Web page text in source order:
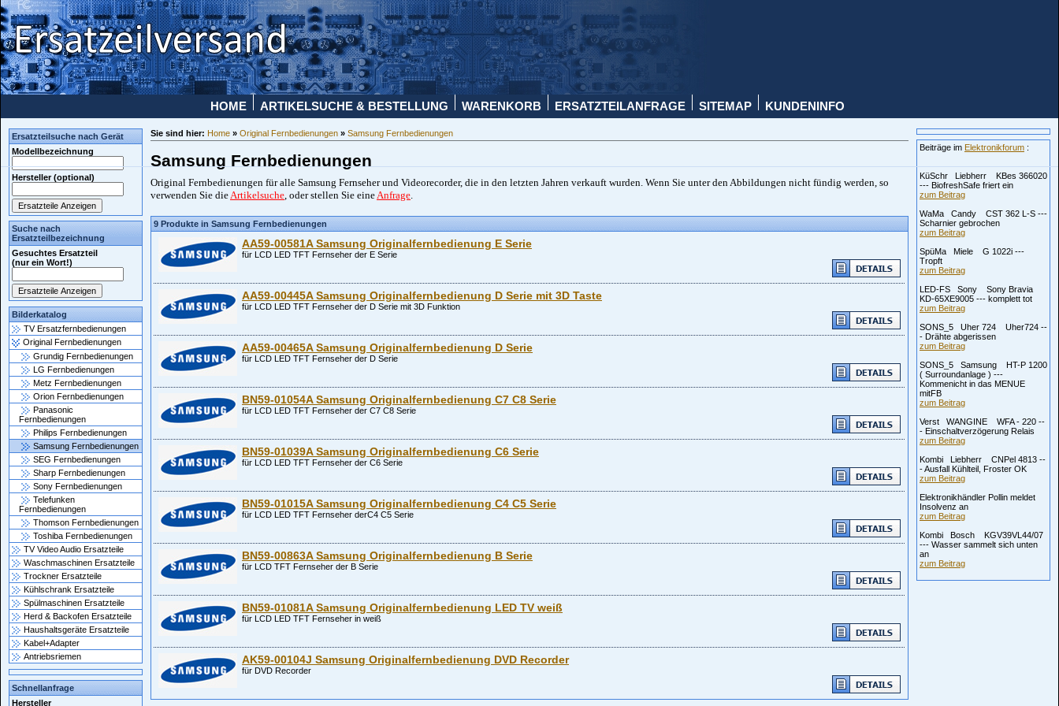
HOME ARTIKELSUCHE & BESTELLUNG WARENKORB ERSATZTEILANFRAGE SITEMAP KUNDENINFO
Ersatzteilsuche nach Gerät
Modellbezeichnung
Hersteller (optional)
Suche nach
Ersatzteilbezeichnung
Gesuchtes Ersatzteil
(nur ein Wort!)
Bilderkatalog
TV Ersatzfernbedienungen
Original Fernbedienungen
Grundig Fernbedienungen
LG Fernbedienungen
Metz Fernbedienungen
Orion Fernbedienungen
Panasonic
Fernbedienungen
Philips Fernbedienungen
Samsung Fernbedienungen
SEG Fernbedienungen
Sharp Fernbedienungen
Sony Fernbedienungen
Telefunken
Fernbedienungen
Thomson Fernbedienungen
Toshiba Fernbedienungen
TV Video Audio Ersatzteile
Waschmaschinen Ersatzteile
Trockner Ersatzteile
Kühlschrank Ersatzteile
Spülmaschinen Ersatzteile
Herd & Backofen Ersatzteile
Haushaltsgeräte Ersatzteile
Kabel+Adapter
Antriebsriemen
Schnellanfrage
Hersteller
Sie sind hier: Home » Original Fernbedienungen » Samsung Fernbedienungen
Samsung Fernbedienungen
Original Fernbedienungen für alle Samsung Fernseher und Videorecorder, die in den letzten Jahren verkauft wurden. Wenn Sie unter den Abbildungen nicht fündig werden, so
verwenden Sie dieArtikelsuche, oder stellen Sie eineAnfrage.
9 Produkte in Samsung Fernbedienungen
AA59-00581A Samsung Originalfernbedienung E Serie
für LCD LED TFT Fernseher der E Serie
AA59-00445A Samsung Originalfernbedienung D Serie mit 3D Taste
für LCD LED TFT Fernseher der D Serie mit 3D Funktion
AA59-00465A Samsung Originalfernbedienung D Serie
für LCD LED TFT Fernseher der D Serie
BN59-01054A Samsung Originalfernbedienung C7 C8 Serie
für LCD LED TFT Fernseher der C7 C8 Serie
BN59-01039A Samsung Originalfernbedienung C6 Serie
für LCD LED TFT Fernseher der C6 Serie
BN59-01015A Samsung Originalfernbedienung C4 C5 Serie
für LCD LED TFT Fernseher derC4 C5 Serie
BN59-00863A Samsung Originalfernbedienung B Serie
für LCD TFT Fernseher der B Serie
BN59-01081A Samsung Originalfernbedienung LED TV weiß
für LCD LED TFT Fernseher in weiß
AK59-00104J Samsung Originalfernbedienung DVD Recorder
für DVD Recorder
Beiträge im Elektronikforum :
KüSchr Liebherr KBes 366020
--- BiofreshSafe friert ein
zum Beitrag
WaMa Candy CST 362 L-S ---
Scharnier gebrochen
zum Beitrag
SpüMa Miele G 1022i ---
Tropft
zum Beitrag
LED-FS Sony Sony Bravia
KD-65XE9005 --- komplett tot
zum Beitrag
SONS_5 Uher 724 Uher724 --
- Drähte abgerissen
zum Beitrag
SONS_5 Samsung HT-P 1200
( Surroundanlage ) ---
Kommenicht in das MENUE
mitFB
zum Beitrag
Verst WANGINE WFA - 220 --
- Einschaltverzögerung Relais
zum Beitrag
Kombi Liebherr CNPel 4813 --
- Ausfall Kühlteil, Froster OK
zum Beitrag
Elektronikhändler Pollin meldet
Insolvenz an
zum Beitrag
Kombi Bosch KGV39VL44/07
--- Wasser sammelt sich unten
an
zum Beitrag